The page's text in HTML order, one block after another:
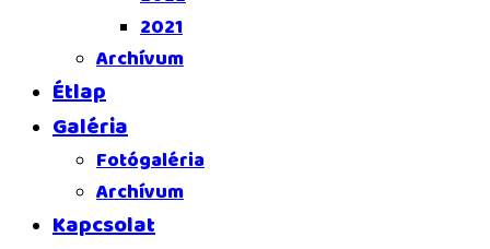
2021
Archívum
Étlap
Galéria
Fotógaléria
Archívum
Kapcsolat